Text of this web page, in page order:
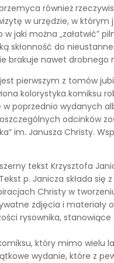
również
w urzędzie, w którym
jaki można „załatwić”
skłonność do
brakuje nawet drobnego
pierwszym z tomów
kolorystyka komiksu
poprzednio wydanych
odcinków
im. Janusza Christy.
tekst Krzysztofa
p. Janicza składa
Christy w
zdjęcia i materiały
rysownika,
który mimo
wydanie, które z